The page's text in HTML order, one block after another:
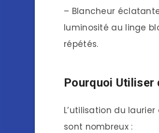
– Blancheur
luminosité au linge
répétés.
Pourquoi Utiliser
L’utilisation du
sont nombreux :